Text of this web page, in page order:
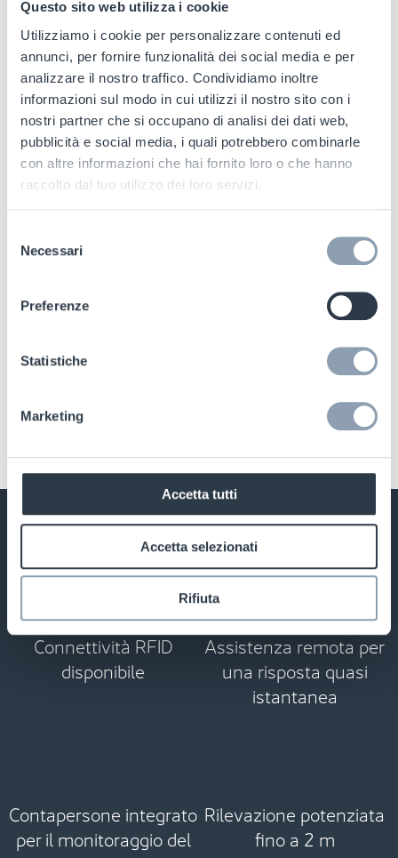
Questo sito web utilizza i cookie
Utilizziamo i cookie per personalizzare contenuti ed
annunci, per fornire funzionalità dei social media e per
analizzare il nostro traffico. Condividiamo inoltre
informazioni sul modo in cui utilizzi il nostro sito con i
nostri partner che si occupano di analisi dei dati web,
pubblicità e social media, i quali potrebbero combinarle
con altre informazioni che hai fornito loro o che hanno
raccolto dal tuo utilizzo dei loro servizi.
delNecessari
Preferenze
Statistiche
Marketing
Accetta tutti
Accetta selezionati
Rifiuta
Un’antenna antitaccheggio RF,
pronta per l’RFID
I retailer devono adattarsi a un panorama in
rapida evoluzionee poichémolti brand e
distributori stanno iniziandoa sfruttare la
tecnologia RFID per migliorare l'accuratezza
importante che ogni investimento sia a prova
di futuro. Molte delle nostre
essereaggiornate alla tecnologia RFID
investimento.
Connettività RFID
disponibile
Assistenza remota per
una risposta quasi
istantanea
Contapersone integrato
per il monitoraggio del
Rilevazione potenziata
fino a 2 m